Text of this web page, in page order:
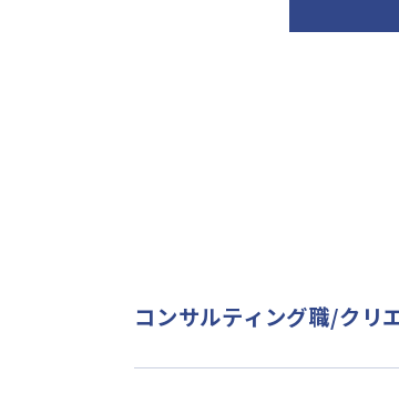
コンサルティング職/クリ